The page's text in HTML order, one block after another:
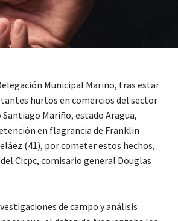
Municipal Mariño, tras estar
hurtos en comercios del sector
Mariño, estado Aragua,
en flagrancia de Franklin
(41), por cometer estos hechos,
Cicpc, comisario general Douglas
de campo y análisis